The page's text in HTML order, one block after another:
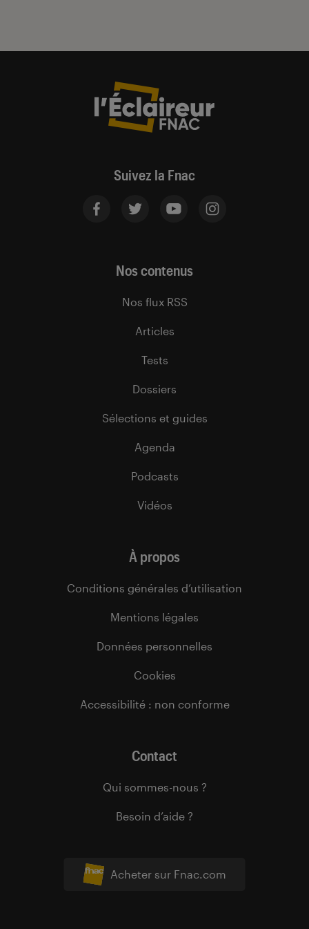
Suivez la Fnac
Acheter sur Fnac.com
Nos contenus
Nos flux RSS
Articles
Tests
Dossiers
Sélections et guides
Agenda
Podcasts
Vidéos
À propos
Conditions générales d’utilisation
Mentions légales
Données personnelles
Cookies
Accessibilité : non conforme
Contact
Qui sommes-nous ?
Besoin d’aide ?